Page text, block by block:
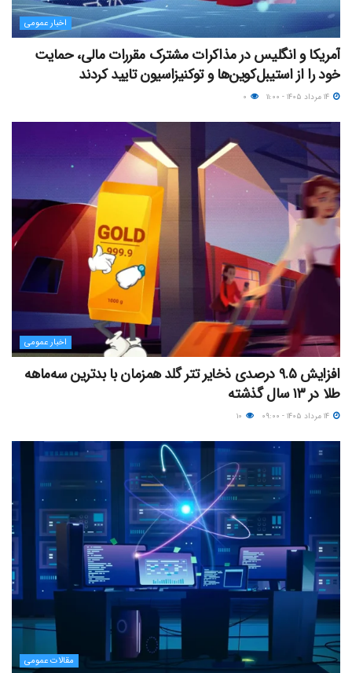
اخبار عمومی
آمریکا و انگلیس در مذاکرات مشترک مقررات مالی، حمایت
خود را از استیبل‌کوین‌ها و توکنیزاسیون تایید کردند
اخبار عمومی
افزایش ۹.۵ درصدی ذخایر تتر گلد همزمان با بدترین سه‌ماهه
طلا در ۱۳ سال گذشته
مقالات عمومی